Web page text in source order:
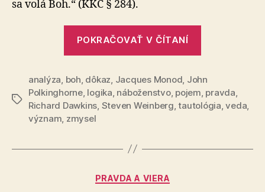
sa volá Boh.“ (KKC § 284).
POKRAČOVAŤ V ČÍTANÍ
Značky
analýza boh dôkaz Jacques Monod John
Polkinghorne, logika náboženstvo, pojem pravda
Richard Dawkins Steven Weinberg ,tautológia ,veda
význam zmysel
Kategórie
PRAVDA A VIERA